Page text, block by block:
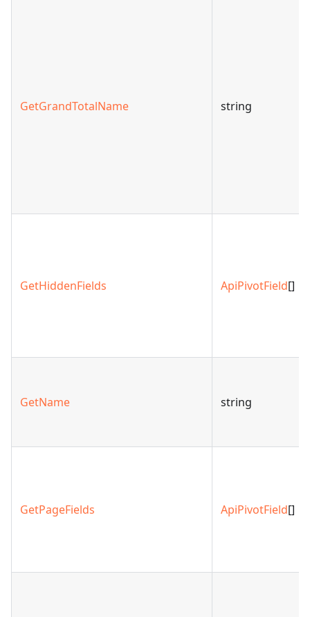
GetGrandTotalName string
GetHiddenFields ApiPivotField[]
GetName string
GetPageFields ApiPivotField[]